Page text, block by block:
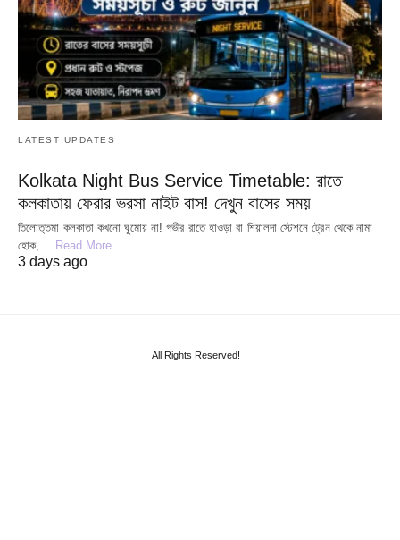
LATEST UPDATES
Kolkata Night Bus Service Timetable: রাতে
কলকাতায় ফেরার ভরসা নাইট বাস! দেখুন বাসের সময়
তিলোত্তমা কলকাতা কখনো ঘুমোয় না! গভীর রাতে হাওড়া বা শিয়ালদা স্টেশনে ট্রেন থেকে নামা
হোক,… Read More
3 days ago
All Rights Reserved!